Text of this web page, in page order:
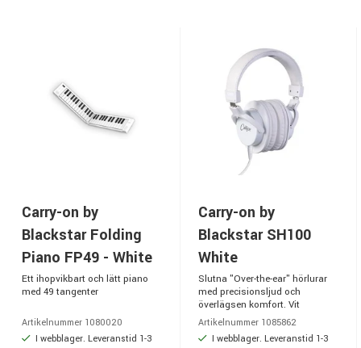
Carry-on by
Blackstar Folding
Piano FP49 - White
Ett ihopvikbart och lätt piano
med 49 tangenter
Artikelnummer 1080020
I webblager. Leveranstid 1-3
Carry-on by
Blackstar SH100
White
Slutna "Over-the-ear" hörlurar
med precisionsljud och
överlägsen komfort. Vit
Artikelnummer 1085862
I webblager. Leveranstid 1-3